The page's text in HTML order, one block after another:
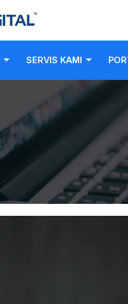
SERVIS KAMI